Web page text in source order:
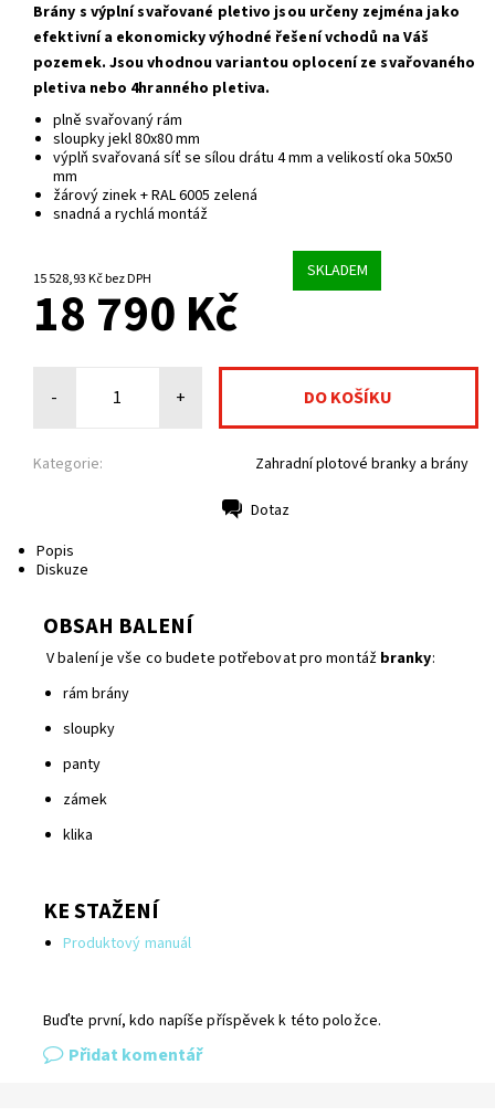
Brány s výplní svařované pletivo jsou určeny zejména jako
efektivní a ekonomicky výhodné řešení vchodů na Váš
pozemek. Jsou vhodnou variantou oplocení ze svařovaného
pletiva nebo 4hranného pletiva.
plně svařovaný rám
sloupky jekl 80x80 mm
výplň svařovaná síť se sílou drátu 4 mm a velikostí oka 50x50
mm
žárový zinek + RAL 6005 zelená
snadná a rychlá montáž
15 528,93 Kč bez DPH SKLADEM
18 790 Kč
- +
Kategorie: Zahradní plotové branky a brány
Dotaz
Popis
Diskuze
OBSAH BALENÍ
V balení je vše co budete potřebovat pro montáž branky:
rám brány
sloupky
panty
zámek
klika
KE STAŽENÍ
Produktový manuál
Buďte první, kdo napíše příspěvek k této položce.
Přidat komentář